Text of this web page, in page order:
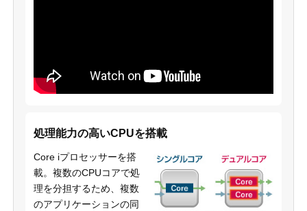
処理能力の高いCPUを搭載
Core iプロセッサーを搭
載。複数のCPUコアで処
理を分担するため、複数
のアプリケーションの同